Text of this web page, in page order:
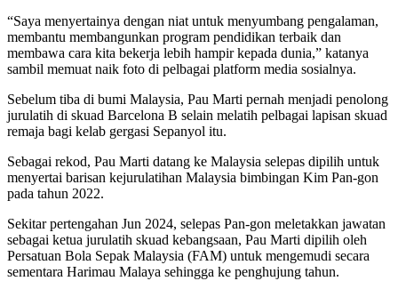
“Saya menyertainya dengan niat untuk menyumbang pengalaman,
membantu membangunkan program pendidikan terbaik dan
membawa cara kita bekerja lebih hampir kepada dunia,” katanya
sambil memuat naik foto di pelbagai platform media sosialnya.
Sebelum tiba di bumi Malaysia, Pau Marti pernah menjadi penolong
jurulatih di skuad Barcelona B selain melatih pelbagai lapisan skuad
remaja bagi kelab gergasi Sepanyol itu.
Sebagai rekod, Pau Marti datang ke Malaysia selepas dipilih untuk
menyertai barisan kejurulatihan Malaysia bimbingan Kim Pan-gon
pada tahun 2022.
Sekitar pertengahan Jun 2024, selepas Pan-gon meletakkan jawatan
sebagai ketua jurulatih skuad kebangsaan, Pau Marti dipilih oleh
Persatuan Bola Sepak Malaysia (FAM) untuk mengemudi secara
sementara Harimau Malaya sehingga ke penghujung tahun.